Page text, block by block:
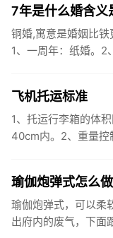
7年是什么婚含义
铜婚,寓意是婚姻比铁
1、一周年：纸婚。2
飞机托运标准
1、托运行李箱的体
40cm内。2、重量
瑜伽炮弹式怎么做
瑜伽炮弹式，可以柔
出府内的废气，下面